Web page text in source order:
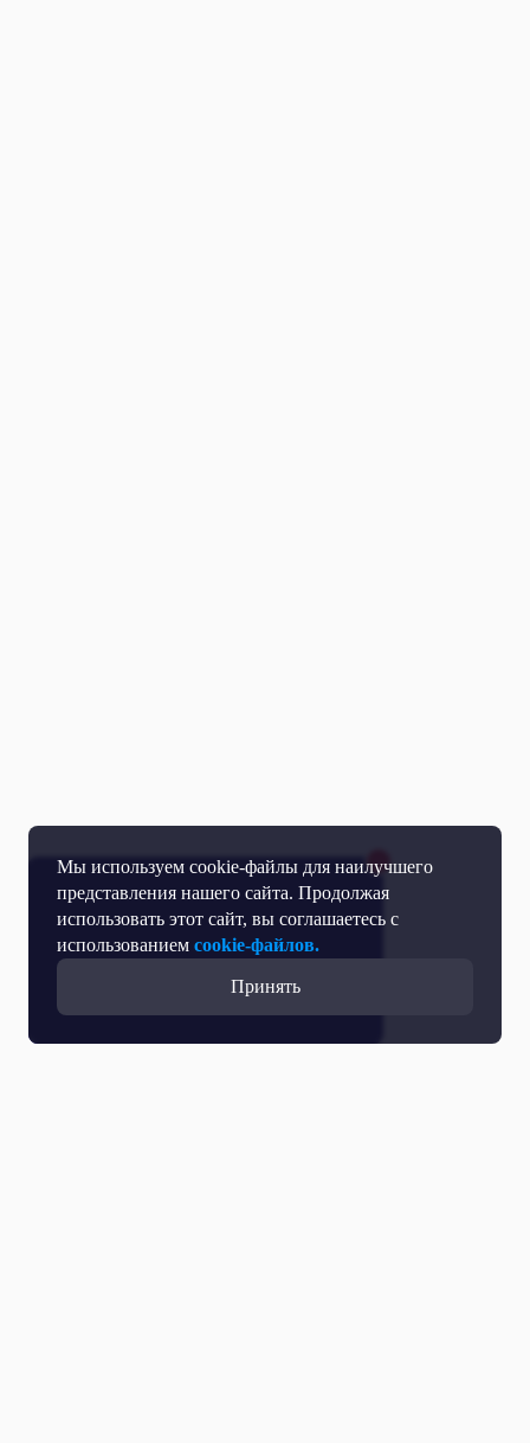
Мы используем cookie-файлы для наилучшего
представления нашего сайта. Продолжая
использовать этот сайт, вы соглашаетесь с
использованием cookie-файлов.
Принять